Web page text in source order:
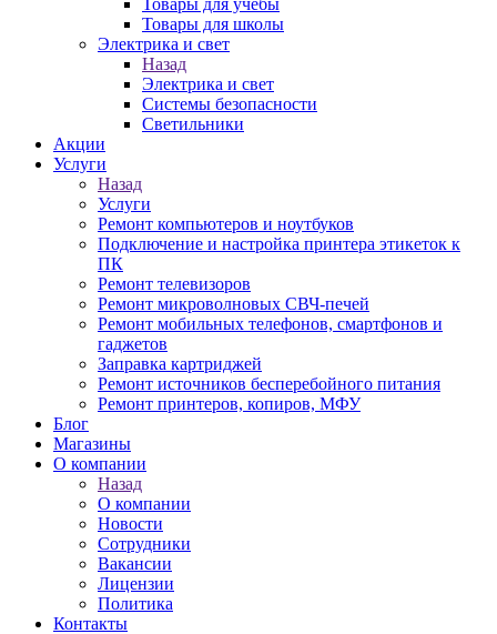
Товары для учебы
Товары для школы
Электрика и свет
Назад
Электрика и свет
Системы безопасности
Светильники
Акции
Услуги
Назад
Услуги
Ремонт компьютеров и ноутбуков
Подключение и настройка принтера этикеток к
ПК
Ремонт телевизоров
Ремонт микроволновых СВЧ-печей
Ремонт мобильных телефонов, смартфонов и
гаджетов
Заправка картриджей
Ремонт источников бесперебойного питания
Ремонт принтеров, копиров, МФУ
Блог
Магазины
О компании
Назад
О компании
Новости
Сотрудники
Вакансии
Лицензии
Политика
Контакты